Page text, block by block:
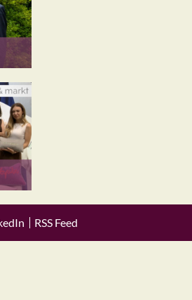
RSS Feed